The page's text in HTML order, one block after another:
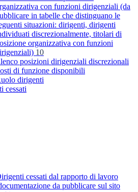
con funzioni dirigenziali (da
in tabelle che distinguano le
situazioni: dirigenti, dirigenti
discrezionalmente, titolari di
organizzativa con funzioni
10
posizioni dirigenziali discrezionali
di funzione disponibili
dirigenti
cessati
cessati dal rapporto di lavoro
da pubblicare sul sito